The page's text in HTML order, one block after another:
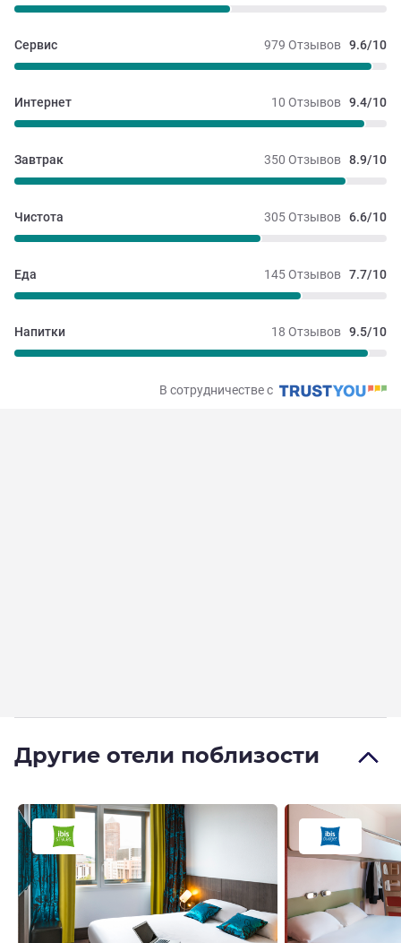
979 Отзывов 9.6/10
Сервис
10 Отзывов 9.4/10
Интернет
350 Отзывов 8.9/10
Завтрак
305 Отзывов 6.6/10
Чистота
145 Отзывов 7.7/10
Еда
18 Отзывов 9.5/10
Напитки
В сотрудничестве с
Другие отели поблизости